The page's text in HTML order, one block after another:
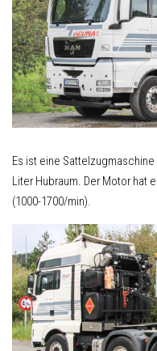
Es ist eine
Liter Hubraum. Der Motor hat
(1000-1700/min).